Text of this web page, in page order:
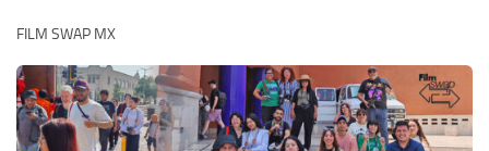
FILM SWAP MX